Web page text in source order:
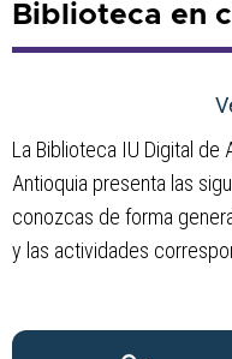
Biblioteca en
La Biblioteca IU Digital de
Antioquia presenta las
conozcas de forma
y las actividades